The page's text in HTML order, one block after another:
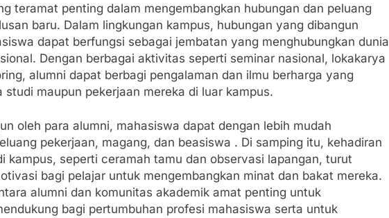
teramat penting dalam mengembangkan hubungan dan peluang
baru. Dalam lingkungan kampus, hubungan yang dibangun
dapat berfungsi sebagai jembatan yang menghubungkan dunia
Dengan berbagai aktivitas seperti seminar nasional, lokakarya
alumni dapat berbagi pengalaman dan ilmu berharga yang
studi maupun pekerjaan mereka di luar kampus.
oleh para alumni, mahasiswa dapat dengan lebih mudah
pekerjaan, magang, dan beasiswa . Di samping itu, kehadiran
kampus, seperti ceramah tamu dan observasi lapangan, turut
bagi pelajar untuk mengembangkan minat dan bakat mereka.
alumni dan komunitas akademik amat penting untuk
bagi pertumbuhan profesi mahasiswa serta untuk